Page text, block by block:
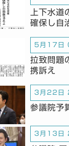
上下水
確保し自
5月17日
拉致問題
携訴え
3月22日
参議院予
3月13日